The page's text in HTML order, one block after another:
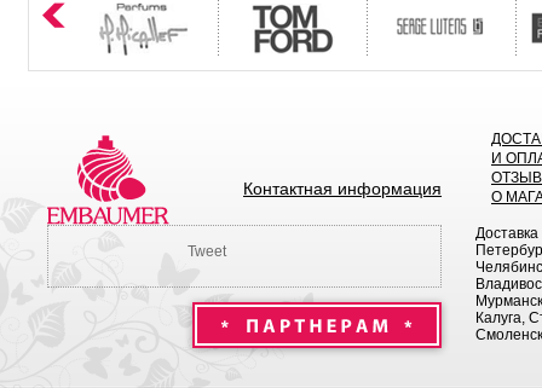
Контактная информация
И
О
Tweet
Калуга,